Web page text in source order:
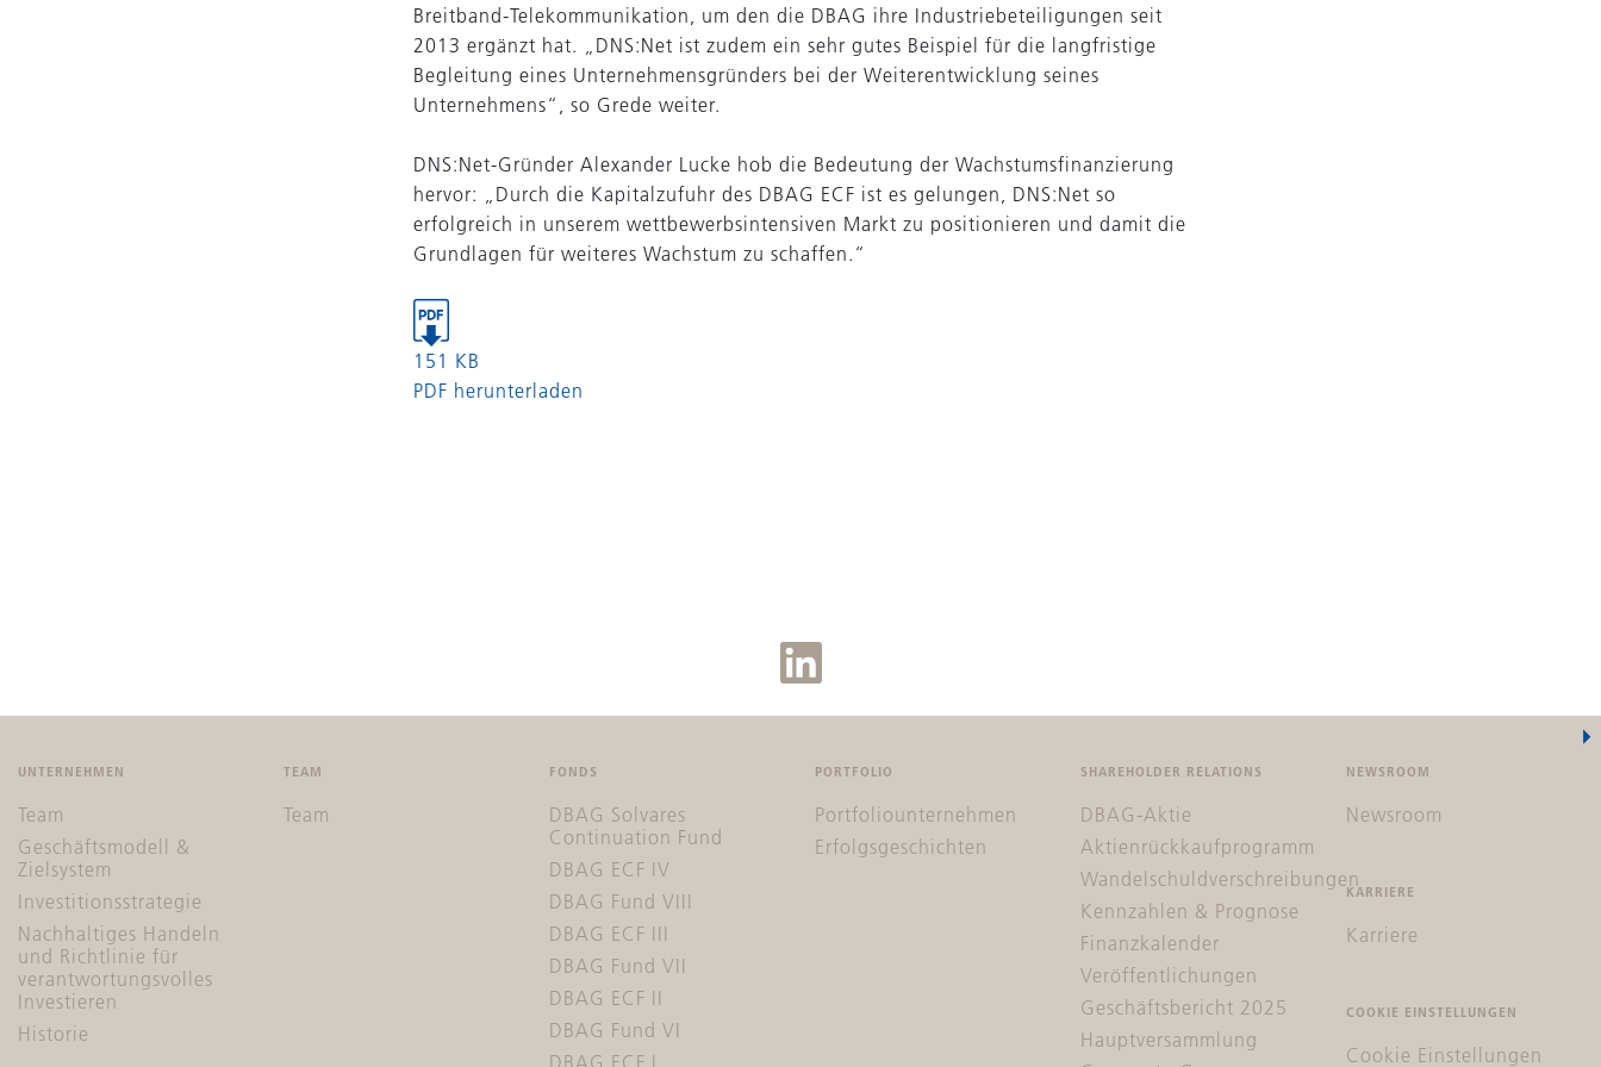
Breitband-Telekommunikation, um den die DBAG ihre Industriebeteiligungen seit
2013 ergänzt hat. „DNS:Net ist zudem ein sehr gutes Beispiel für die langfristige
Begleitung eines Unternehmensgründers bei der Weiterentwicklung seines
Unternehmens“, so Grede weiter.
DNS:Net-Gründer Alexander Lucke hob die Bedeutung der Wachstumsfinanzierung
hervor: „Durch die Kapitalzufuhr des DBAG ECF ist es gelungen, DNS:Net so
erfolgreich in unserem wettbewerbsintensiven Markt zu positionieren und damit die
Grundlagen für weiteres Wachstum zu schaffen.“
151 KB
PDF herunterladen
UNTERNEHMEN
Team
Geschäftsmodell &
Zielsystem
Investitionsstrategie
Nachhaltiges Handeln
und Richtlinie für
verantwortungsvolles
Investieren
Historie
TEAM
Team
FONDS
DBAG Solvares
Continuation Fund
DBAG ECF IV
DBAG Fund VIII
DBAG ECF III
DBAG Fund VII
DBAG ECF II
DBAG Fund VI
DBAG ECF I
PORTFOLIO
Portfoliounternehmen
Erfolgsgeschichten
SHAREHOLDER RELATIONS
DBAG-Aktie
Aktienrückkaufprogramm
Wandelschuldverschreibungen
Kennzahlen & Prognose
Finanzkalender
Veröffentlichungen
Geschäftsbericht 2025
Hauptversammlung
NEWSROOM
Newsroom
KARRIERE
Karriere
COOKIE EINSTELLUNGEN
Cookie Einstellungen